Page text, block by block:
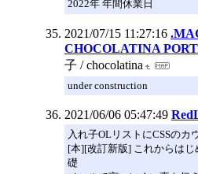
2022年 年間休業日
2021/07/15 11:27:16
CHOCOLATINA
子 / chocolatina
under construction
2021/06/06 05:47:49
入れ子OLリストにCSSのカ
[本][改訂新版] これからは
礎